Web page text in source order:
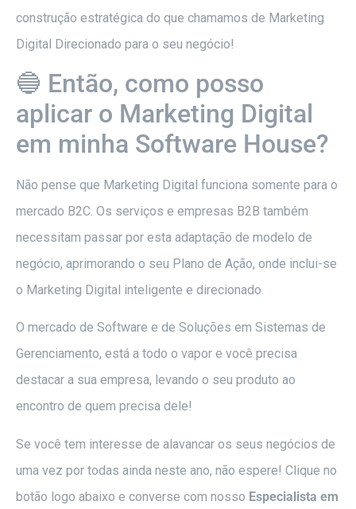
construção estratégica do que chamamos de Marketing
Digital Direcionado para o seu negócio!
🔵 Então, como posso
aplicar o Marketing Digital
em minha Software House?
Não pense que Marketing Digital funciona somente para o
mercado B2C. Os serviços e empresas B2B também
necessitam passar por esta adaptação de modelo de
negócio, aprimorando o seu Plano de Ação, onde inclui-se
o Marketing Digital inteligente e direcionado.
O mercado de Software e de Soluções em Sistemas de
Gerenciamento, está a todo o vapor e você precisa
destacar a sua empresa, levando o seu produto ao
encontro de quem precisa dele!
Se você tem interesse de alavancar os seus negócios de
uma vez por todas ainda neste ano, não espere! Clique no
botão logo abaixo e converse com nosso Especialista em